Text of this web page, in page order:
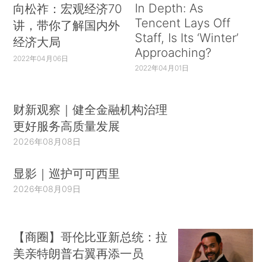
向松祚：宏观经济70
讲，带你了解国内外
经济大局
2022年04月06日
In Depth: As
Tencent Lays Off
Staff, Is Its ‘Winter’
Approaching?
2022年04月01日
财新观察｜健全金融机构治理
更好服务高质量发展
2026年08月08日
显影｜巡护可可西里
2026年08月09日
【商圈】哥伦比亚新总统：拉
美亲特朗普右翼再添一员